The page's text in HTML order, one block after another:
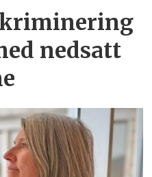
nedsatt